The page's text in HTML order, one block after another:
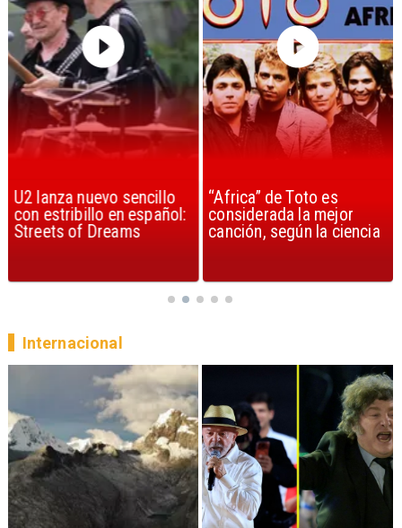
U2 lanza nuevo sencillo
con estribillo en español:
Streets of Dreams
“Africa” de Toto es
considerada la mejor
canción, según la ciencia
Internacional